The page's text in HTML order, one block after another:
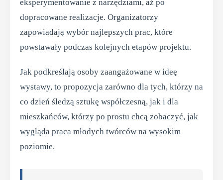
eksperymentowanie z narzędziami, aż po
dopracowane realizacje. Organizatorzy
zapowiadają wybór najlepszych prac, które
powstawały podczas kolejnych etapów projektu.
Jak podkreślają osoby zaangażowane w ideę
wystawy, to propozycja zarówno dla tych, którzy na
co dzień śledzą sztukę współczesną, jak i dla
mieszkańców, którzy po prostu chcą zobaczyć, jak
wygląda praca młodych twórców na wysokim
poziomie.